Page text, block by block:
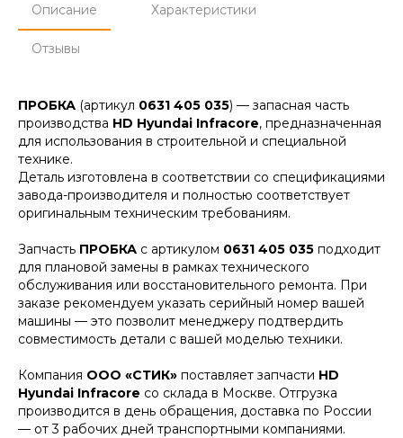
Описание Характеристики
Отзывы
ПРОБКА (артикул 0631 405 035) — запасная часть
производства HD Hyundai Infracore, предназначенная
для использования в строительной и специальной
технике.
Деталь изготовлена в соответствии со спецификациями
завода-производителя и полностью соответствует
оригинальным техническим требованиям.
Запчасть ПРОБКА с артикулом 0631 405 035 подходит
для плановой замены в рамках технического
обслуживания или восстановительного ремонта. При
заказе рекомендуем указать серийный номер вашей
машины — это позволит менеджеру подтвердить
совместимость детали с вашей моделью техники.
Компания ООО «СТИК» поставляет запчасти HD
Hyundai Infracore со склада в Москве. Отгрузка
производится в день обращения, доставка по России
— от 3 рабочих дней транспортными компаниями.